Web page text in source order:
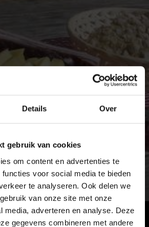
Details Over
gebruik van cookies
om content en advertenties te
voor social media te bieden
te analyseren. Ook delen we
van onze site met onze
media, adverteren en analyse. Deze
gegevens combineren met andere